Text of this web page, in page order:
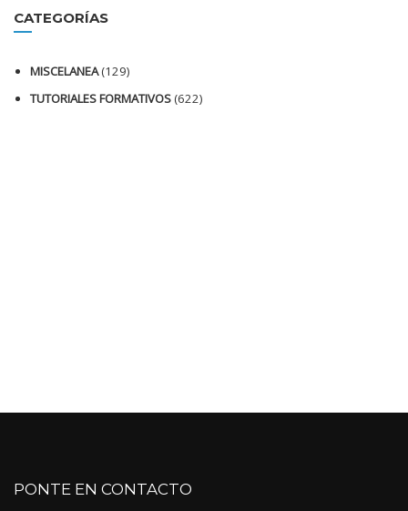
CATEGORÍAS
MISCELANEA(129)
TUTORIALES FORMATIVOS(622)
PONTE EN CONTACTO